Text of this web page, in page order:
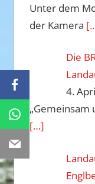
Unter dem
der Kamera
Die
4.
„Gemeinsam
[…]
WhatsApp
Email